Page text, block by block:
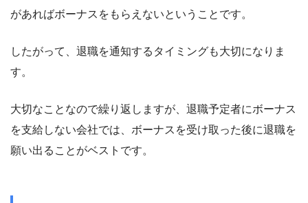
があればボーナスをもらえないということです。
したがって、退職を通知するタイミングも大切になりま
す。
大切なことなので繰り返しますが、退職予定者にボーナス
を支給しない会社では、ボーナスを受け取った後に退職を
願い出ることがベストです。